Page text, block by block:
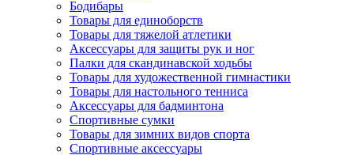
Бодибары
Товары для единоборств
Товары для тяжелой атлетики
Аксессуары для защиты рук и ног
Палки для скандинавской ходьбы
Товары для художественной гимнастики
Товары для настольного тенниса
Аксессуары для бадминтона
Спортивные сумки
Товары для зимних видов спорта
Спортивные аксессуары